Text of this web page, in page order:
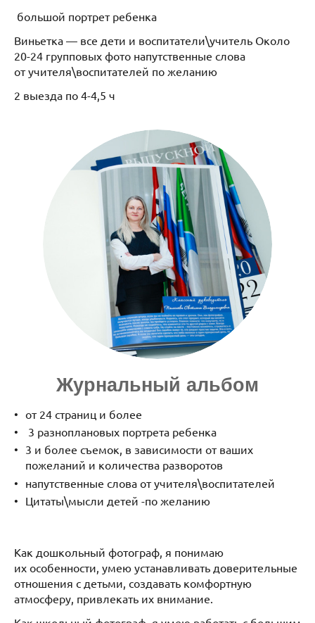
большой портрет ребенка
Виньетка — все дети и воспитатели\учитель Около
20-24 групповых фото напутственные слова
от учителя\воспитателей по желанию
2 выезда по 4-4,5 ч
Журнальный альбом
от 24 страниц и более
3 разноплановых портрета ребенка
3 и более съемок, в зависимости от ваших
пожеланий и количества разворотов
напутственные слова от учителя\воспитателей
Цитаты\мысли детей -по желанию
Как дошкольный фотограф, я понимаю
их особенности, умею устанавливать доверительные
отношения с детьми, создавать комфортную
атмосферу, привлекать их внимание.